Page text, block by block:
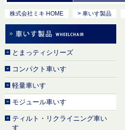
株式会社ミキ HOME > 車いす製品
とまっティシリーズ
コンパクト車いす
軽量車いす
モジュール車いす
ティルト・リクライニング車い
す